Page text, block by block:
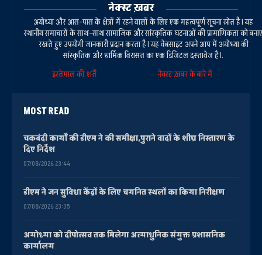
नेक्स्ट ख़बर
अयोध्या और आस-पास के क्षेत्रों में रहने वालों के लिए एक महत्वपूर्ण सूचना स्रोत है। यह
स्थानीय समाचारों के साथ-साथ सामाजिक और सांस्कृतिक घटनाओं की प्रामाणिकता को बनाए
रखते हुए उपयोगी जानकारी प्रदान करता है। यह वेबसाइट अपने आप में अयोध्या की
सांस्कृतिक और धार्मिक विरासत का एक डिजिटल दस्तावेज है।.
इस्तेमाल की शर्तें
नेक्स्ट ख़बर के बारे में
MOST READ
चकबंदी कार्यों की डीएम ने की समीक्षा,पुराने वादों के शीघ्र निस्तारण के
दिए निर्देश
07/08/2026 23:44
डीएम ने जन सुविधा केंद्रों के लिए चयनित स्थलों का किया निरीक्षण
07/08/2026 23:35
अयोध्या को दीपोत्सव तक मिलेगा अत्याधुनिक संयुक्त प्रशासनिक
कार्यालय